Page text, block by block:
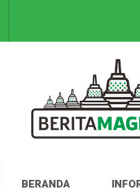
BERANDA